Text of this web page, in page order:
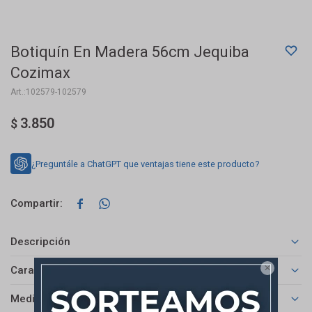

Botiquín En Madera 56cm Jequiba
Cozimax
102579-102579
$ 3.850
¿Preguntále a ChatGPT que ventajas tiene este producto?
 
Descripción
Características
Medios de pago